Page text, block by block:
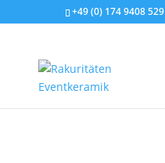
+49 (0) 174 9408 529